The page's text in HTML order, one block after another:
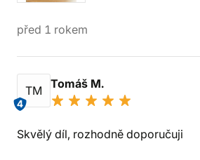
před 1 rokem
TM
4
Tomáš M.
Skvělý díl, rozhodně doporučuji